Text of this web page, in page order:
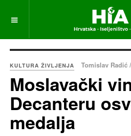
KULTURA ŽIVLJENJA Tomislav Radić /
Moslavački
Decanteru
medalja